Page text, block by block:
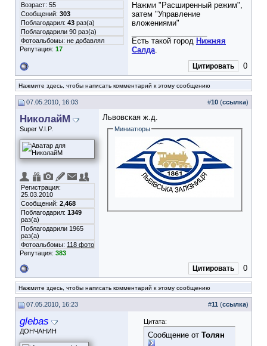
Возраст: 55
Сообщений: 303
Поблагодарил: 43 раз(а)
Поблагодарили 90 раз(а)
Фотоальбомы: не добавлял
Репутация: 17
Нажми "Расширенный режим",
затем "Управление
вложениями"
Есть такой город Нижняя
Салда.
Цитировать 0
Нажмите здесь, чтобы написать комментарий к этому сообщению
07.05.2010, 16:03 #10 (ссылка)
НиколайМ
Super V.I.P.
Регистрация:
25.03.2010
Сообщений: 2,468
Поблагодарил: 1349
раз(а)
Поблагодарили 1965
раз(а)
Фотоальбомы: 118 фото
Репутация: 383
Львовская ж.д.
Миниатюры
Цитировать 0
Нажмите здесь, чтобы написать комментарий к этому сообщению
07.05.2010, 16:23 #11 (ссылка)
glebas
ДОНЧАНИН
Цитата:
Сообщение от Толян